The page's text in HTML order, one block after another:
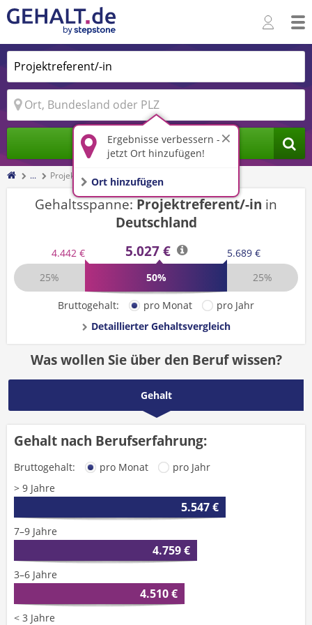
Ergebnisse verbessern -
jetzt Ort hinzufügen!
Ort hinzufügen
Jobs finden
... Projektreferent/-in
Gehaltsspanne:Projektreferent/-in in
Deutschland
4.442 € 5.027 €
5.689 €
25%
50% 25%
Bruttogehalt: pro Monat
pro Jahr
Detaillierter Gehaltsvergleich
Was wollen Sie über den Beruf wissen?
Gehalt
Gehalt nach Berufserfahrung:
Bruttogehalt: pro Monat
pro Jahr
> 9 Jahre
5.547 €
7–9 Jahre
4.759 €
3–6 Jahre
4.510 €
< 3 Jahre